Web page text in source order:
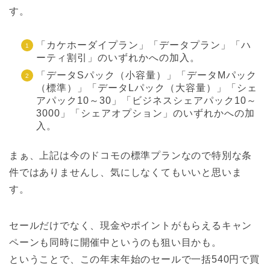
す。
「カケホーダイプラン」「データプラン」「ハ
ーティ割引」のいずれかへの加入。
「データSパック（小容量）」「データMパック
（標準）」「データLパック（大容量）」「シェ
アパック10～30」「ビジネスシェアパック10～
3000」「シェアオプション」のいずれかへの加
入。
まぁ、上記は今のドコモの標準プランなので特別な条
件ではありませんし、気にしなくてもいいと思いま
す。
セールだけでなく、現金やポイントがもらえるキャン
ペーンも同時に開催中というのも狙い目かも。
ということで、この年末年始のセールで一括540円で買